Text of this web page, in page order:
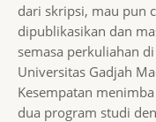
dari skripsi, mau pun
dipublikasikan dan
semasa perkuliahan
Universitas Gadjah
Kesempatan
dua program studi